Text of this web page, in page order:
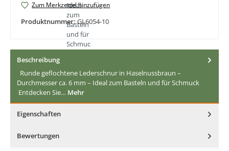
Zum Merkzettel hinzufügen
Produktnummer:GL6054-10
Beschreibung
Runde geflochtene Lederschnur in Haselnussbraun –
Durchmesser ca. 6 mm – Ideal zum Basteln und für Schmuck
Entdecken Sie… Mehr
Eigenschaften
Bewertungen